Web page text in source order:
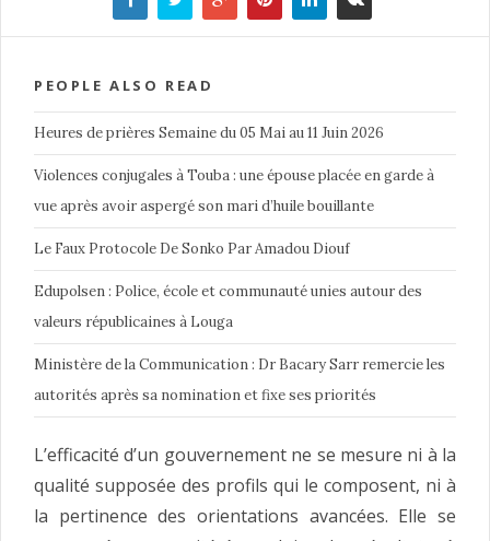
PEOPLE ALSO READ
Heures de prières Semaine du 05 Mai au 11 Juin 2026
Violences conjugales à Touba : une épouse placée en garde à
vue après avoir aspergé son mari d’huile bouillante
Le Faux Protocole De Sonko Par Amadou Diouf
Edupolsen : Police, école et communauté unies autour des
valeurs républicaines à Louga
Ministère de la Communication : Dr Bacary Sarr remercie les
autorités après sa nomination et fixe ses priorités
L’efficacité d’un gouvernement ne se mesure ni à la
qualité supposée des profils qui le composent, ni à
la pertinence des orientations avancées. Elle se